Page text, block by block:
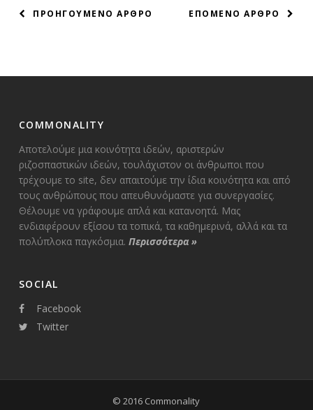
ΠΛΟΗΓΗΣΗ
ΕΠΟΜΕΝΟ ΑΡΘΡΟ
ΠΡΟΗΓΟΥΜΕΝΟ ΑΡΘΡΟ
COMMONALITY
Αποτελούμε μια κοινότητα ιδεών, αριστερών
ριζοσπαστικών ιδεών, τουλάχιστον οι άνθρωποι που
τρέχουμε το site, δεν απαιτούμε την ίδια κοινότητα και από
τους ανθρώπους που απευθυνόμαστε για συνεργασίες.
Θέλουμε να γράφουμε απλά και κατανοητά. Μας
ενδιαφέρουν εξίσου τα τοπικά, τα καθημερινά, αλλά και τα
πολύπλοκα παγκόσμια. Περισσότερα»
SOCIAL
Facebook
Twitter
© 2016 Commonality